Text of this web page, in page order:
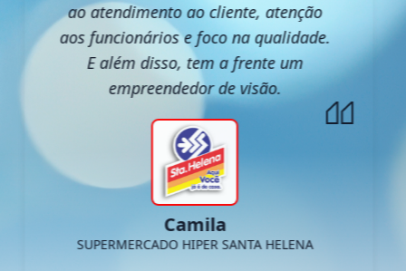
ao atendimento ao cliente, atenção
aos funcionários e foco na qualidade.
E além disso, tem a frente um
empreendedor de visão.
Camila
SUPERMERCADO HIPER SANTA HELENA